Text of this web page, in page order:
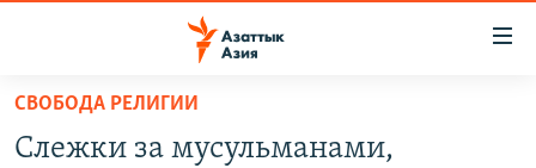
Вернуться
основному
СВОБОДА РЕЛИГИИ
Слежки за мусульманами,